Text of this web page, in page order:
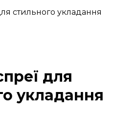
для
укладання